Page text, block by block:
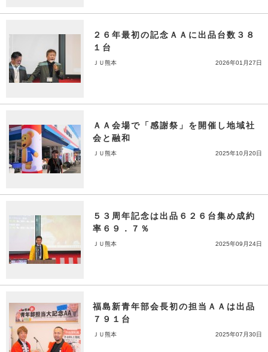
２６年最初の記念ＡＡに出品台数３８
１台
ＪＵ熊本 2026年01月27日
ＡＡ会場で「感謝祭」を開催し地域社
会と融和
ＪＵ熊本 2025年10月20日
５３周年記念は出品６２６台集め成約
率６９．７％
ＪＵ熊本 2025年09月24日
福島新青年部会長初の担当ＡＡは出品
７９１台
ＪＵ熊本 2025年07月30日